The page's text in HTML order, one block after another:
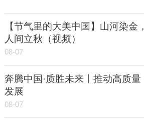
【节气里的大美中国】山河染金，
人间立秋（视频）
08-07
奔腾中国·质胜未来丨推动高质量
发展
08-07